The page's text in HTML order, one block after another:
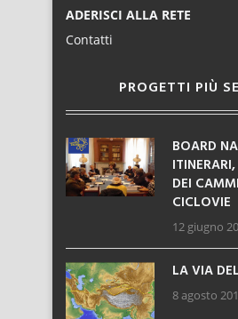
ADERISCI ALLA RETE
Contatti
PROGETTI PIÙ
BOARD
DEI
CICLOVIE
12 giugno
LA VIA
8 agosto